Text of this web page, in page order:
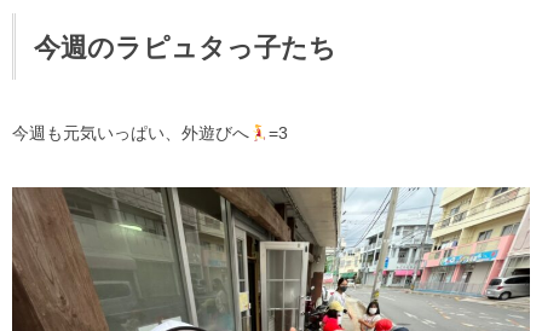
今週のラピュタっ子たち
今週も元気いっぱい、外遊びへ =3